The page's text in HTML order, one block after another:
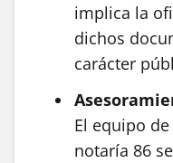
implica la
dichos
carácter
El equipo
notaría 86